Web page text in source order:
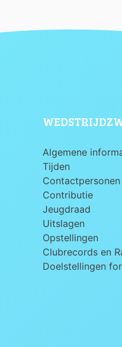
Algemene
Tijden
Contactpersonen
Contributie
Jeugdraad
Uitslagen
Opstellingen
Clubrecords en
Doelstellingen